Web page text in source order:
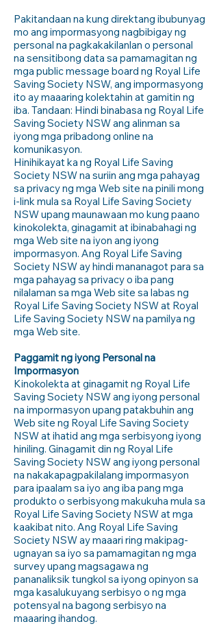
Pakitandaan na kung direktang ibubunyag
mo ang impormasyong nagbibigay ng
personal na pagkakakilanlan o personal
na sensitibong data sa pamamagitan ng
mga public message board ng Royal Life
Saving Society NSW, ang impormasyong
ito ay maaaring kolektahin at gamitin ng
iba. Tandaan: Hindi binabasa ng Royal Life
Saving Society NSW ang alinman sa
iyong mga pribadong online na
komunikasyon.
Hinihikayat ka ng Royal Life Saving
Society NSW na suriin ang mga pahayag
sa privacy ng mga Web site na pinili mong
i-link mula sa Royal Life Saving Society
NSW upang maunawaan mo kung paano
kinokolekta, ginagamit at ibinabahagi ng
mga Web site na iyon ang iyong
impormasyon. Ang Royal Life Saving
Society NSW ay hindi mananagot para sa
mga pahayag sa privacy o iba pang
nilalaman sa mga Web site sa labas ng
Royal Life Saving Society NSW at Royal
Life Saving Society NSW na pamilya ng
mga Web site.
Paggamit ng iyong Personal na
Impormasyon
Kinokolekta at ginagamit ng Royal Life
Saving Society NSW ang iyong personal
na impormasyon upang patakbuhin ang
Web site ng Royal Life Saving Society
NSW at ihatid ang mga serbisyong iyong
hiniling. Ginagamit din ng Royal Life
Saving Society NSW ang iyong personal
na nakakapagpakilalang impormasyon
para ipaalam sa iyo ang iba pang mga
produkto o serbisyong makukuha mula sa
Royal Life Saving Society NSW at mga
kaakibat nito. Ang Royal Life Saving
Society NSW ay maaari ring makipag-
ugnayan sa iyo sa pamamagitan ng mga
survey upang magsagawa ng
pananaliksik tungkol sa iyong opinyon sa
mga kasalukuyang serbisyo o ng mga
potensyal na bagong serbisyo na
maaaring ihandog.